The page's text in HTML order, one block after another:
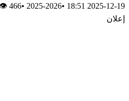
2025-12-19 18:51
•
2025-2026
•
👁 466
إعلان